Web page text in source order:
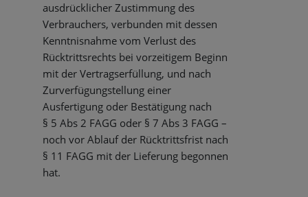
ausdrücklicher Zustimmung des
Verbrauchers, verbunden mit dessen
Kenntnisnahme vom Verlust des
Rücktrittsrechts bei vorzeitigem Beginn
mit der Vertragserfüllung, und nach
Zurverfügungstellung einer
Ausfertigung oder Bestätigung nach
§ 5 Abs 2 FAGG oder § 7 Abs 3 FAGG –
noch vor Ablauf der Rücktrittsfrist nach
§ 11 FAGG mit der Lieferung begonnen
hat.